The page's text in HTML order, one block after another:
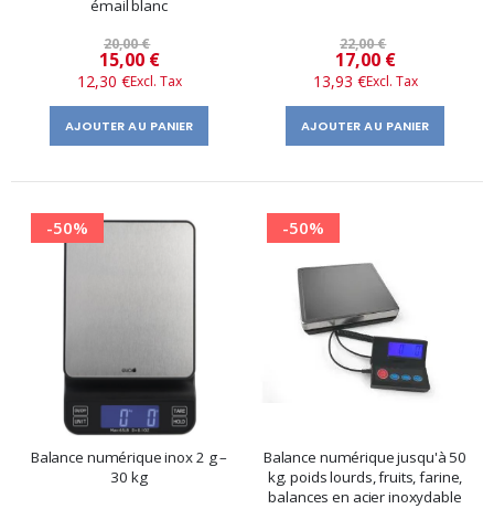
émail blanc
20,00 €
Prix
​​
spécial
15,00 €
12,30 €
AJOUTER AU PANIER
22,00 €
Prix
​​
spécial
17,00 €
13,93 €
AJOUTER AU PANIER
-50%
Balance numérique inox 2 g –
30 kg
-50%
Balance numérique jusqu'à 50
kg. poids lourds, fruits, farine,
balances en acier inoxydable